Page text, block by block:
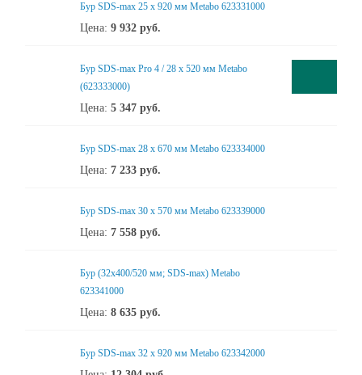
Бур SDS-max 25 x 920 мм Metabo 623331000
Цена: 9 932 руб.
Бур SDS-max Pro 4 / 28 x 520 мм Metabo
(623333000)
Цена: 5 347 руб.
Бур SDS-max 28 x 670 мм Metabo 623334000
Цена: 7 233 руб.
Бур SDS-max 30 x 570 мм Metabo 623339000
Цена: 7 558 руб.
Бур (32х400/520 мм; SDS-max) Metabo
623341000
Цена: 8 635 руб.
Бур SDS-max 32 x 920 мм Metabo 623342000